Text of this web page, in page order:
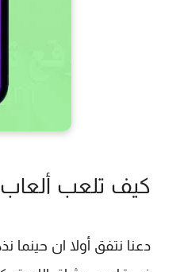
كيف تلعب ألعاب Game Boy عبر الإنترنت